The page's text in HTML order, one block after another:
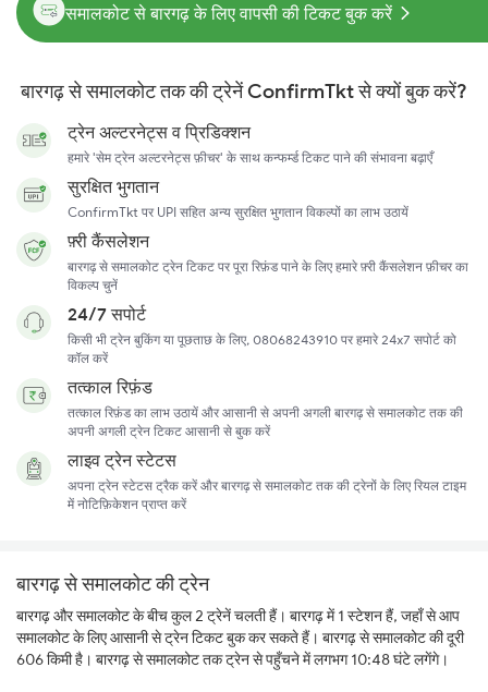
समालकोट से बारगढ़ के लिए वापसी की टिकट बुक करें
बारगढ़ से समालकोट तक की ट्रेनें ConfirmTkt से क्यों बुक करें?
ट्रेन अल्टरनेट्स व प्रिडिक्शन
हमारे 'सेम ट्रेन अल्टरनेट्स फ़ीचर' के साथ कन्फर्म्ड टिकट पाने की संभावना बढ़ाएँ
सुरक्षित भुगतान
ConfirmTkt पर UPI सहित अन्य सुरक्षित भुगतान विकल्पों का लाभ उठायें
फ़्री कैंसलेशन
बारगढ़ से समालकोट ट्रेन टिकट पर पूरा रिफ़ंड पाने के लिए हमारे फ़्री कैंसलेशन फ़ीचर का
विकल्प चुनें
24/7 सपोर्ट
किसी भी ट्रेन बुकिंग या पूछताछ के लिए, 08068243910 पर हमारे 24x7 सपोर्ट को
कॉल करें
तत्काल रिफ़ंड
तत्काल रिफ़ंड का लाभ उठायें और आसानी से अपनी अगली बारगढ़ से समालकोट तक की
अपनी अगली ट्रेन टिकट आसानी से बुक करें
लाइव ट्रेन स्टेटस
अपना ट्रेन स्टेटस ट्रैक करें और बारगढ़ से समालकोट तक की ट्रेनों के लिए रियल टाइम
में नोटिफ़िकेशन प्राप्त करें
बारगढ़ से समालकोट की ट्रेन
बारगढ़ और समालकोट के बीच कुल 2 ट्रेनें चलती हैं। बारगढ़ में 1 स्टेशन हैं, जहाँ से आप
समालकोट के लिए आसानी से ट्रेन टिकट बुक कर सकते हैं। बारगढ़ से समालकोट की दूरी
606 किमी है। बारगढ़ से समालकोट तक ट्रेन से पहुँचने में लगभग 10:48 घंटे लगेंगे।